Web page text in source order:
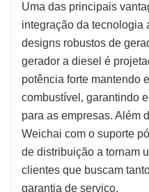
Uma das principais
integração da tecnologia
designs robustos de
gerador a diesel é
potência forte mantendo
combustível, garantindo
para as empresas. Além
Weichai com o suporte
de distribuição a tornam
clientes que buscam
garantia de serviço.